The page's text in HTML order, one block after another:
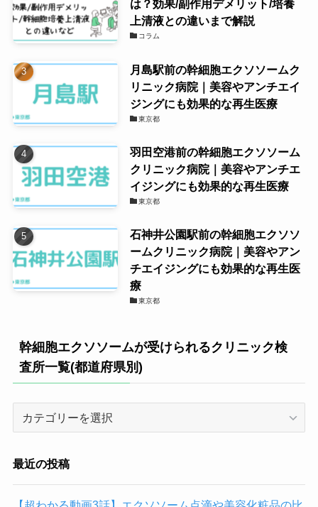
は？効果/副作用デメリット/培養
上清液との違いまで解説
コラム
月島駅前の幹細胞エクソソームク
リニック病院｜美容やアンチエイ
ジングにも効果的な再生医療
東京都
羽田空港前の幹細胞エクソソーム
クリニック病院｜美容やアンチエ
イジングにも効果的な再生医療
東京都
石神井公園駅前の幹細胞エクソソ
ームクリニック病院｜美容やアン
チエイジングにも効果的な再生医
療
東京都
幹細胞エクソソームが受けられるクリニック検
査所一覧(都道府県別)
エ
ク
ソ
最近の投稿